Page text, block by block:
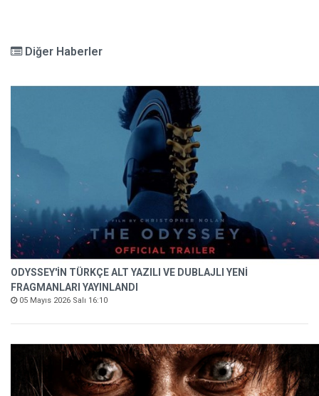
Diğer Haberler
ODYSSEY'İN TÜRKÇE ALT YAZILI VE DUBLAJLI YENİ
FRAGMANLARI YAYINLANDI
05 Mayıs 2026 Salı 16:10